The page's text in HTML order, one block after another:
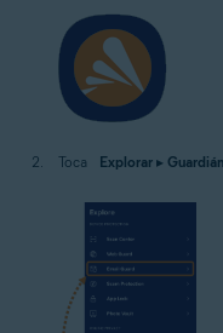
Toca Explorar ▸